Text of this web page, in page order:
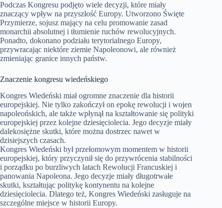
Podczas Kongresu podjęto wiele decyzji, które miały
znaczący wpływ na przyszłość Europy. Utworzono Święte
Przymierze, sojusz mający na celu promowanie zasad
monarchii absolutnej i tłumienie ruchów rewolucyjnych.
Ponadto, dokonano podziału terytorialnego Europy,
przywracając niektóre ziemie Napoleonowi, ale również
zmieniając granice innych państw.
Znaczenie kongresu wiedeńskiego
Kongres Wiedeński miał ogromne znaczenie dla historii
europejskiej. Nie tylko zakończył on epokę rewolucji i wojen
napoleońskich, ale także wpłynął na kształtowanie się polityki
europejskiej przez kolejne dziesięciolecia. Jego decyzje miały
dalekosiężne skutki, które można dostrzec nawet w
dzisiejszych czasach.
Kongres Wiedeński był przełomowym momentem w historii
europejskiej, który przyczynił się do przywrócenia stabilności
i porządku po burzliwych latach Rewolucji Francuskiej i
panowania Napoleona. Jego decyzje miały długotrwałe
skutki, kształtując politykę kontynentu na kolejne
dziesięciolecia. Dlatego też, Kongres Wiedeński zasługuje na
szczególne miejsce w historii Europy.